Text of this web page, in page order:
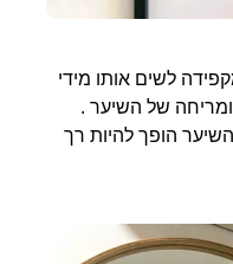
לשים אותו מידי
של השיער .
הופך להיות רך